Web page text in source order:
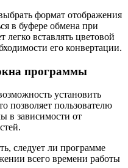
формат отображения
в буфере обмена при
легко вставлять цветовой
его конвертации.
программы
установить
позволяет пользователю
в зависимости от
следует ли программе
всего времени работы